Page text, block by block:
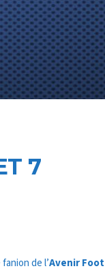
7
de l’Avenir Foot